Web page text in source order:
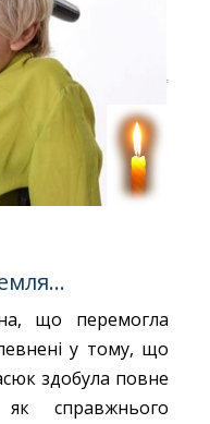
що перемогла
у тому, що
здобула повне
справжнього